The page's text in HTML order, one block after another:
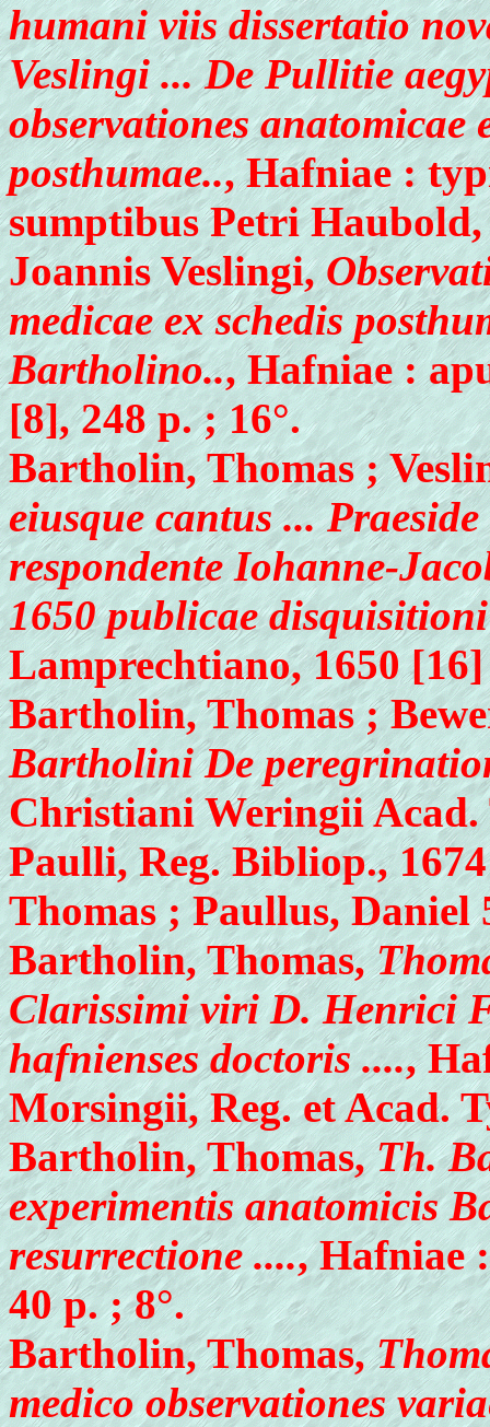
humani viis dissertatio
Veslingi ... De Pullitie
observationes anatomicae
posthumae.., Hafniae :
sumptibus Petri Haubold,
Joannis Veslingi,
medicae ex schedis
Bartholino.., Hafniae :
[8], 248 p. ; 16°.
Bartholin, Thomas ;
eiusque cantus ...
respondente Iohanne-
1650 publicae
Lamprechtiano, 1650
Bartholin, Thomas ;
Bartholini De
Christiani Weringii Acad.
Paulli, Reg. Bibliop.,
Thomas ; Paullus, Daniel
Bartholin, Thomas,
Clarissimi viri D. Henrici
hafnienses doctoris ....,
Morsingii, Reg. et Acad.
Bartholin, Thomas,Th.
experimentis anatomicis
resurrectione ...., Hafniae
40 p. ; 8°.
Bartholin, Thomas,
medico observationes